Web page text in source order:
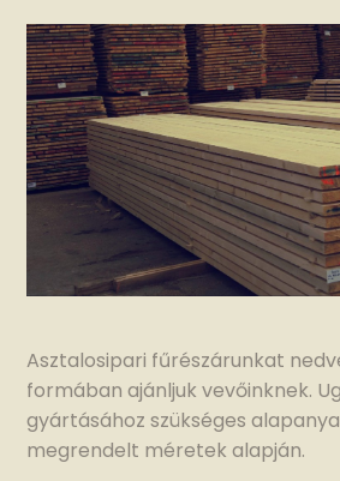
Asztalosipari fűrészárunkat
formában ajánljuk vevőinknek.
gyártásához szükséges
megrendelt méretek alapján.